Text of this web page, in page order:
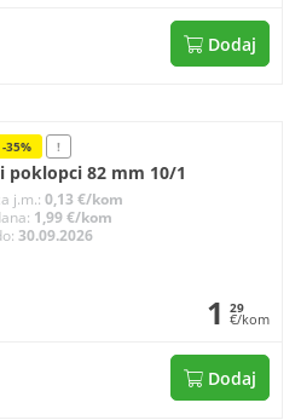
Dodaj
-35% !
poklopci 82 mm 10/1
j.m.: 0,13 €/kom
1,99 €/kom
30.09.2026
1 29
€/kom
Dodaj